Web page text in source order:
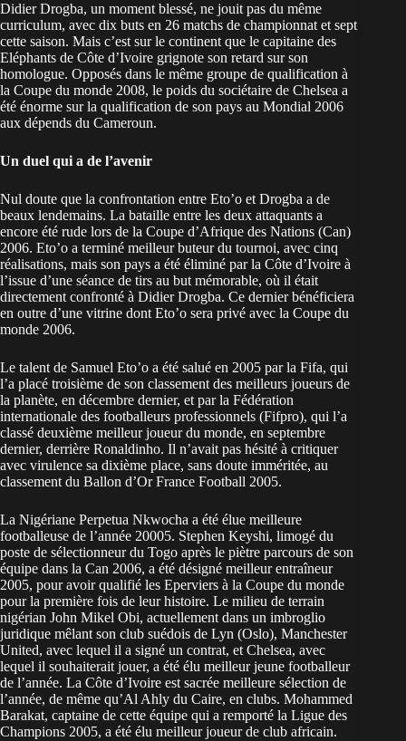
Didier Drogba, un moment blessé, ne jouit pas du même
curriculum, avec dix buts en 26 matchs de championnat et sept
cette saison. Mais c’est sur le continent que le capitaine des
Eléphants de Côte d’Ivoire grignote son retard sur son
homologue. Opposés dans le même groupe de qualification à
la Coupe du monde 2008, le poids du sociétaire de Chelsea a
été énorme sur la qualification de son pays au Mondial 2006
aux dépends du Cameroun.
Un duel qui a de l’avenir
Nul doute que la confrontation entre Eto’o et Drogba a de
beaux lendemains. La bataille entre les deux attaquants a
encore été rude lors de la Coupe d’Afrique des Nations (Can)
2006. Eto’o a terminé meilleur buteur du tournoi, avec cinq
réalisations, mais son pays a été éliminé par la Côte d’Ivoire à
l’issue d’une séance de tirs au but mémorable, où il était
directement confronté à Didier Drogba. Ce dernier bénéficiera
en outre d’une vitrine dont Eto’o sera privé avec la Coupe du
monde 2006.
Le talent de Samuel Eto’o a été salué en 2005 par la Fifa, qui
l’a placé troisième de son classement des meilleurs joueurs de
la planète, en décembre dernier, et par la Fédération
internationale des footballeurs professionnels (Fifpro), qui l’a
classé deuxième meilleur joueur du monde, en septembre
dernier, derrière Ronaldinho. Il n’avait pas hésité à critiquer
avec virulence sa dixième place, sans doute imméritée, au
classement du Ballon d’Or France Football 2005.
La Nigériane Perpetua Nkwocha a été élue meilleure
footballeuse de l’année 20005. Stephen Keyshi, limogé du
poste de sélectionneur du Togo après le piètre parcours de son
équipe dans la Can 2006, a été désigné meilleur entraîneur
2005, pour avoir qualifié les Eperviers à la Coupe du monde
pour la première fois de leur histoire. Le milieu de terrain
nigérian John Mikel Obi, actuellement dans un imbroglio
juridique mêlant son club suédois de Lyn (Oslo), Manchester
United, avec lequel il a signé un contrat, et Chelsea, avec
lequel il souhaiterait jouer, a été élu meilleur jeune footballeur
de l’année. La Côte d’Ivoire est sacrée meilleure sélection de
l’année, de même qu’Al Ahly du Caire, en clubs. Mohammed
Barakat, captaine de cette équipe qui a remporté la Ligue des
Champions 2005, a été élu meilleur joueur de club africain.